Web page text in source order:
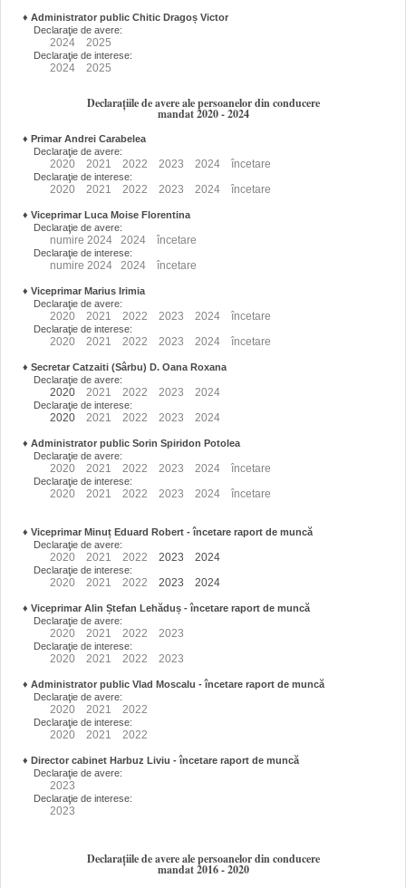
♦ Administrator public Chitic Dragoș Victor
Declaraţie de avere:
2024 2025
Declaraţie de interese:
2024 2025
Declarațiile de avere ale persoanelor din conducere
mandat 2020 - 2024
♦ Primar Andrei Carabelea
Declaraţie de avere:
2020 2021 2022 2023 2024 încetare
Declaraţie de interese:
2020 2021 2022 2023 2024 încetare
♦ Viceprimar Luca Moise Florentina
Declaraţie de avere:
numire 2024 2024 încetare
Declaraţie de interese:
numire 2024 2024 încetare
♦ Viceprimar Marius Irimia
Declaraţie de avere:
2020 2021 2022 2023 2024 încetare
Declaraţie de interese:
2020 2021 2022 2023 2024 încetare
♦ Secretar Catzaiti (Sârbu) D. Oana Roxana
Declaraţie de avere:
2020 2021 2022 2023 2024
Declaraţie de interese:
2020 2021 2022 2023 2024
♦ Administrator public Sorin Spiridon Potolea
Declaraţie de avere:
2020 2021 2022 2023 2024 încetare
Declaraţie de interese:
2020 2021 2022 2023 2024 încetare
♦ Viceprimar Minuț Eduard Robert - încetare raport de muncă
Declaraţie de avere:
2020 2021 2022 2023 2024
Declaraţie de interese:
2020 2021 2022 2023 2024
♦ Viceprimar Alin Ștefan Lehăduș - încetare raport de muncă
Declaraţie de avere:
2020 2021 2022 2023
Declaraţie de interese:
2020 2021 2022 2023
♦ Administrator public Vlad Moscalu - încetare raport de muncă
Declaraţie de avere:
2020 2021 2022
Declaraţie de interese:
2020 2021 2022
♦ Director cabinet Harbuz Liviu - încetare raport de muncă
Declaraţie de avere:
2023
Declaraţie de interese:
2023
Declarațiile de avere ale persoanelor din conducere
mandat 2016 - 2020